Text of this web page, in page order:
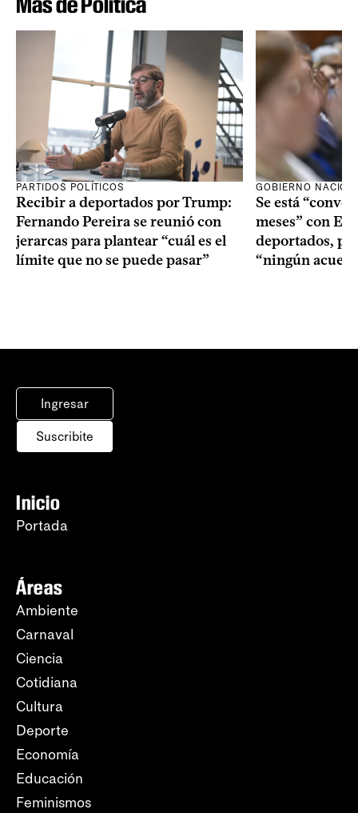
PARTIDOS POLÍTICOS
Recibir a deportados por Trump:
Fernando Pereira se reunió con
jerarcas para plantear “cuál es el
límite que no se puede pasar”
GOBIERNO
Se está
meses” con
deportados,
“ningún
Ingresar
Suscribite
Inicio
Portada
Áreas
Ambiente
Carnaval
Ciencia
Cotidiana
Cultura
Deporte
Economía
Educación
Feminismos